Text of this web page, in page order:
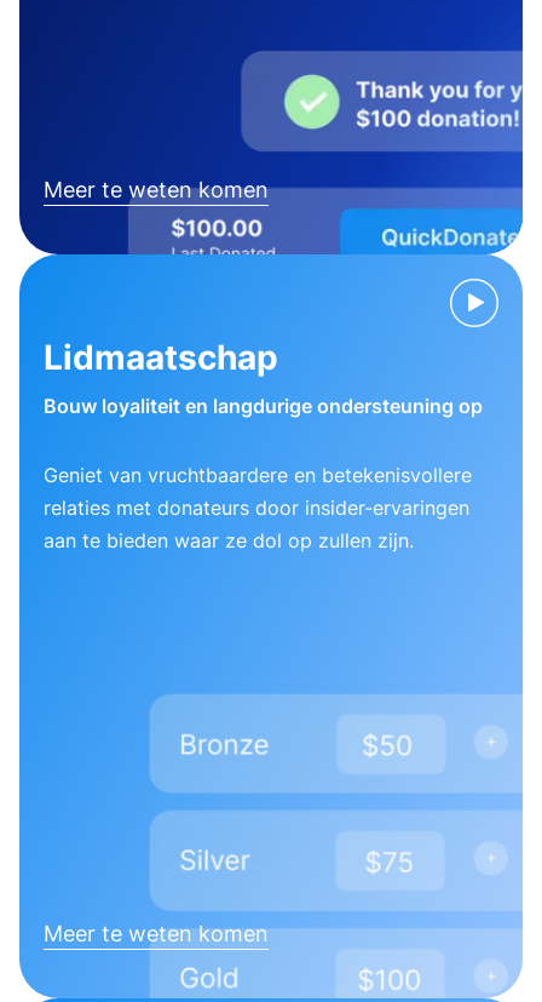
Meer te weten komen
Lidmaatschap
Bouw loyaliteit en langdurige ondersteuning op
Geniet van vruchtbaardere en betekenisvollere
relaties met donateurs door insider-ervaringen
aan te bieden waar ze dol op zullen zijn.
Meer te weten komen